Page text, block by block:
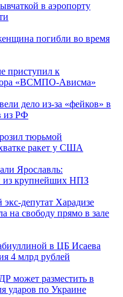
в аэропорту
погибли во время
приступил к
«ВСМПО-Ависма»
дело из-за «фейков» в
из РФ
тюрьмой
ракет у США
Ярославль:
из крупнейших НПЗ
депутат Харадизе
на свободу прямо в зале
в ЦБ Исаева
4 млрд рублей
может разместить в
ударов по Украине